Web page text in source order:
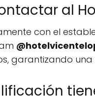
al
con el
garantizando